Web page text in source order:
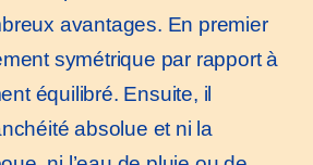
avantages. En premier
symétrique par rapport à
équilibré. Ensuite, il
absolue et ni la